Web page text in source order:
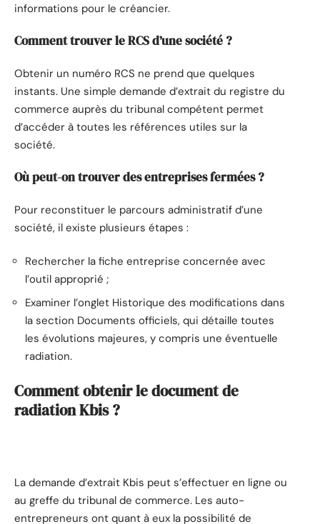
informations pour le créancier.
Comment trouver le RCS d’une société ?
Obtenir un numéro RCS ne prend que quelques
instants. Une simple demande d’extrait du registre du
commerce auprès du tribunal compétent permet
d’accéder à toutes les références utiles sur la
société.
Où peut-on trouver des entreprises fermées ?
Pour reconstituer le parcours administratif d’une
société, il existe plusieurs étapes :
Rechercher la fiche entreprise concernée avec
l’outil approprié ;
Examiner l’onglet Historique des modifications dans
la section Documents officiels, qui détaille toutes
les évolutions majeures, y compris une éventuelle
radiation.
Comment obtenir le document de
radiation Kbis ?
La demande d’extrait Kbis peut s’effectuer en ligne ou
au greffe du tribunal de commerce. Les auto-
entrepreneurs ont quant à eux la possibilité de